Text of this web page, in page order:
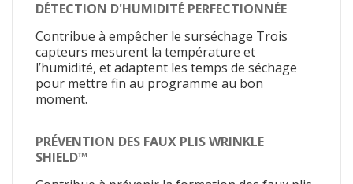
DÉTECTION D'HUMIDITÉ PERFECTIONNÉE
Contribue à empêcher le surséchage Trois
capteurs mesurent la température et
l’humidité, et adaptent les temps de séchage
pour mettre fin au programme au bon
moment.
PRÉVENTION DES FAUX PLIS WRINKLE
SHIELD™